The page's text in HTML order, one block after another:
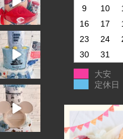
9
10
16
17
23
24
30
31
大安
定休日